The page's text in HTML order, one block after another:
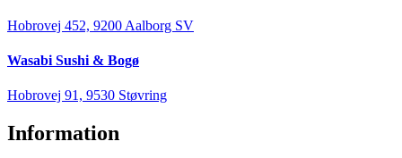
Hobrovej 452, 9200 Aalborg SV
Wasabi Sushi & Bogø
Hobrovej 91, 9530 Støvring
Information